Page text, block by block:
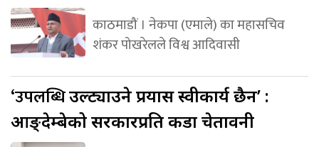
काठमाडौं । नेकपा (एमाले) का महासचिव
शंकर पोखरेलले विश्व आदिवासी
‘उपलब्धिउल्ट्याउने प्रयास स्वीकार्य छैन’ :
आङ्देम्बेको सरकारप्रति कडा चेतावनी